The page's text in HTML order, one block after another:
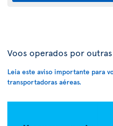
Voos operados por
Leia este aviso importante para
transportadoras aéreas.